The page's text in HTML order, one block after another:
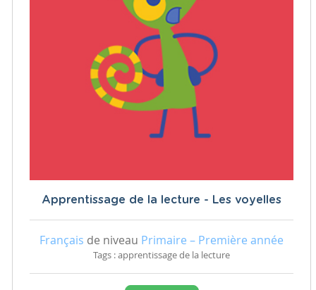
Apprentissage de la lecture - Les voyelles
Français de niveau Primaire – Première année
Tags : apprentissage de la lecture